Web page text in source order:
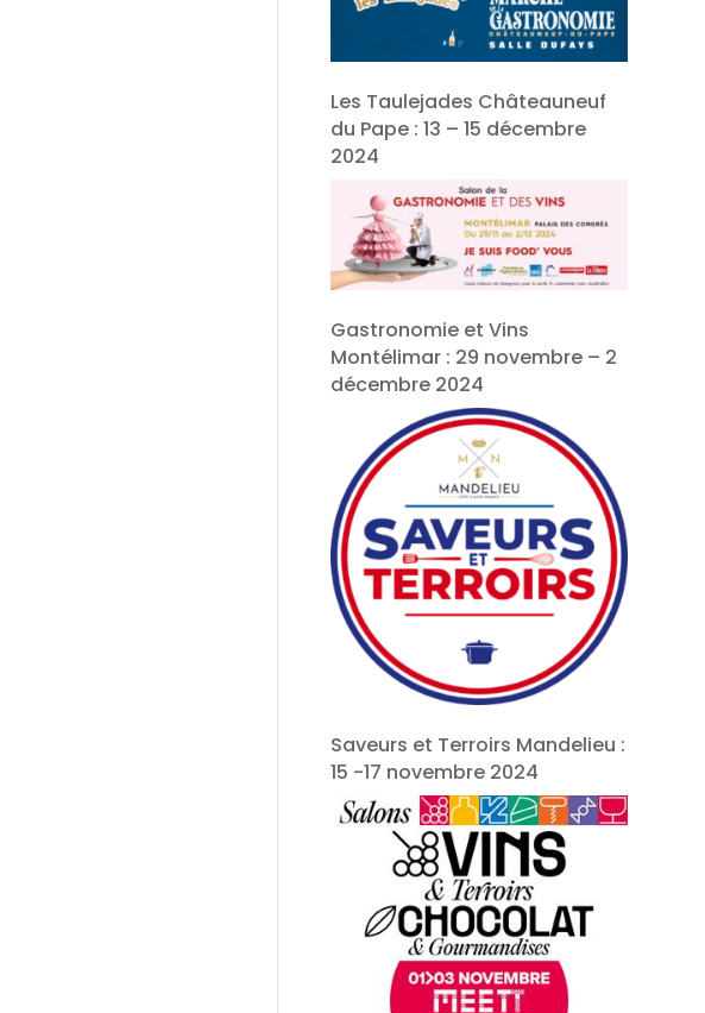
Les Taulejades Châteauneuf
du Pape : 13 – 15 décembre
2024
Gastronomie et Vins
Montélimar : 29 novembre – 2
décembre 2024
Saveurs et Terroirs Mandelieu :
15 -17 novembre 2024